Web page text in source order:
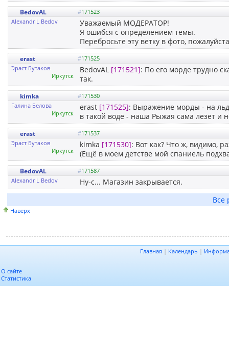
BedovAL #171523
Alexandr L Bedov
Уважаемый МОДЕРАТОР!
Я ошибся с определением темы.
Перебросьте эту ветку в фото,
erast #171525
Эраст Бутаков
Иркутск
BedovAL [171521]: По его морде трудно
так.
kimka #171530
Галина Белова
Иркутск
erast [171525]: Выражение морды - на
в такой воде - наша Рыжая сама лезет и
erast #171537
Эраст Бутаков
Иркутск
kimka [171530]: Вот как? Что ж, видимо,
(Ещё в моем детстве мой спаниель
BedovAL #171587
Alexandr L Bedov
Ну-с... Магазин закрывается.
Все
Наверх
Главная | Календарь |
О сайте
Статистика